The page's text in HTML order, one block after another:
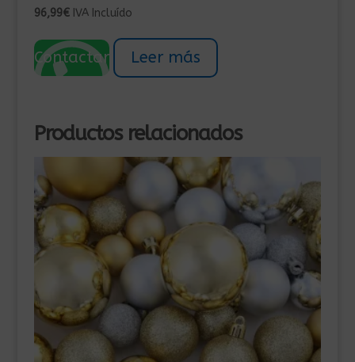
96,99€ IVA Incluído
Contactar Leer más
Productos relacionados